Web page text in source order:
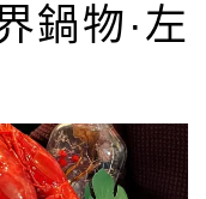
鍋物·左